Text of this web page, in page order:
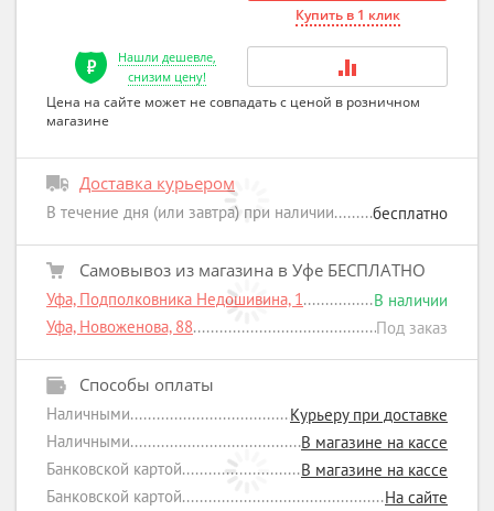
Купить в 1 клик
Нашли дешевле,
снизим цену!
Цена на сайте может не совпадать с ценой в розничном
магазине
Доставка курьером
В течение дня (или завтра) при наличии бесплатно
Самовывоз из магазина в Уфе БЕСПЛАТНО
Уфа, Подполковника Недошивина, 1
В наличии
Уфа, Новоженова, 88
Под заказ
Способы оплаты
Наличными
Курьеру при доставке
Наличными
В магазине на кассе
Банковской картой
В магазине на кассе
Банковской картой
На сайте